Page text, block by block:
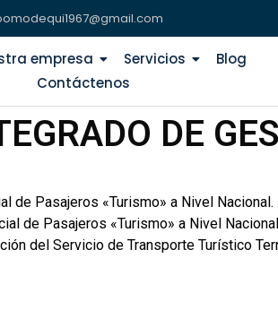
empresa Servicios
Blog
Contáctenos
DE
de Pasajeros «Turismo» a Nivel Nacional.
de Pasajeros «Turismo» a Nivel
del Servicio de Transporte Turístico